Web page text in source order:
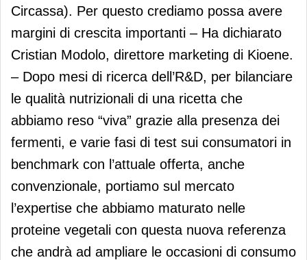
Circassa). Per questo crediamo possa avere
margini di crescita importanti – Ha dichiarato
Cristian Modolo, direttore marketing di Kioene.
– Dopo mesi di ricerca dell’R&D, per bilanciare
le qualità nutrizionali di una ricetta che
abbiamo reso “viva” grazie alla presenza dei
fermenti, e varie fasi di test sui consumatori in
benchmark con l’attuale offerta, anche
convenzionale, portiamo sul mercato
l’expertise che abbiamo maturato nelle
proteine vegetali con questa nuova referenza
che andrà ad ampliare le occasioni di consumo